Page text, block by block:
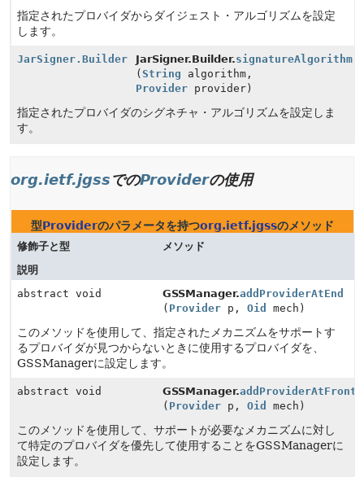
指定されたプロバイダからダイジェスト・アルゴリズムを設定
します。
JarSigner.Builder JarSigner.Builder.signatureAlgorithm
( String algorithm,
Provider provider)
指定されたプロバイダのシグネチャ・アルゴリズムを設定しま
す。
org.ietf.jgssでのProviderの使用
型Providerのパラメータを持つorg.ietf.jgssのメソッド
修飾子と型
メソッド
説明
abstract void
GSSManager.addProviderAtEnd
( Provider p,Oid mech)
このメソッドを使用して、指定されたメカニズムをサポートす
るプロバイダが見つからないときに使用するプロバイダを、
GSSManagerに設定します。
abstract void GSSManager.addProviderAtFront
( Provider p,Oid mech)
このメソッドを使用して、サポートが必要なメカニズムに対し
て特定のプロバイダを優先して使用することをGSSManagerに
設定します。